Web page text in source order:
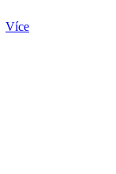
Více